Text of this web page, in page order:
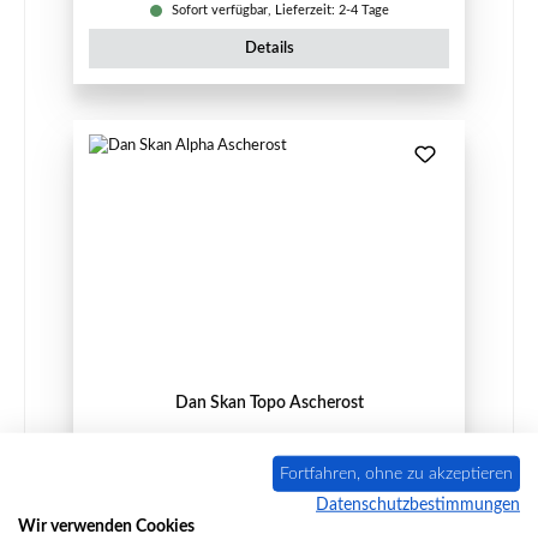
Sofort verfügbar, Lieferzeit: 2-4 Tage
Details
Dan Skan Topo Ascherost
01030000
Fortfahren, ohne zu akzeptieren
Datenschutzbestimmungen
Wir verwenden Cookies